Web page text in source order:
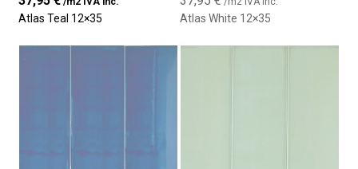
personalizadas
Atlas Teal 12×35 Atlas White 12×35